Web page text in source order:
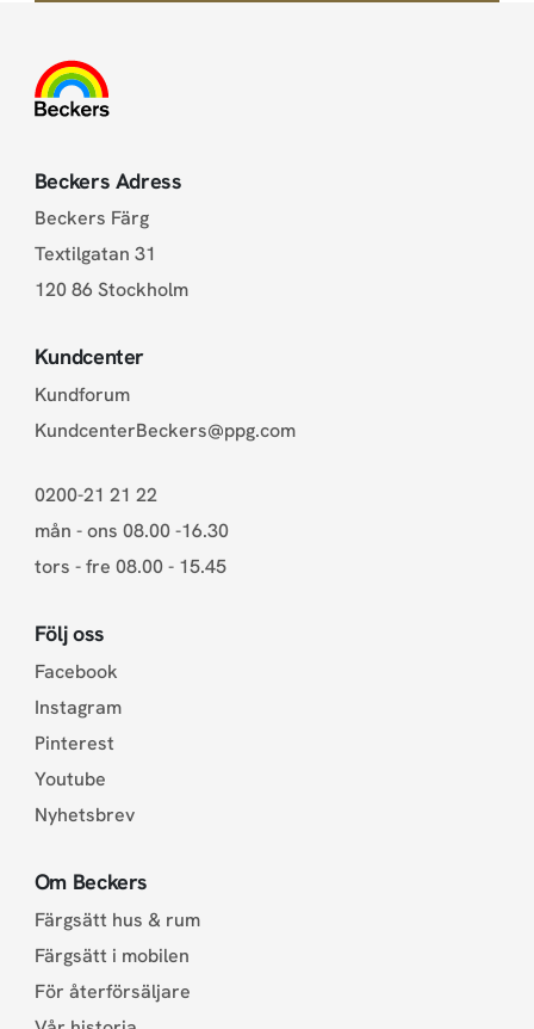
Beckers Adress
Beckers Färg
Textilgatan 31
120 86 Stockholm
Kundcenter
Kundforum
KundcenterBeckers@ppg.com
0200-21 21 22
mån - ons 08.00 -16.30
tors - fre 08.00 - 15.45
Följ oss
Facebook
Instagram
Pinterest
Youtube
Nyhetsbrev
Om Beckers
Färgsätt hus & rum
Färgsätt i mobilen
För återförsäljare